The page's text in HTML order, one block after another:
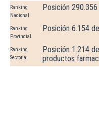
Ranking
Nacional
Posición 290.356
Ranking
Provincial
Posición 6.154
Ranking
Sectorial
Posición 1.214
productos